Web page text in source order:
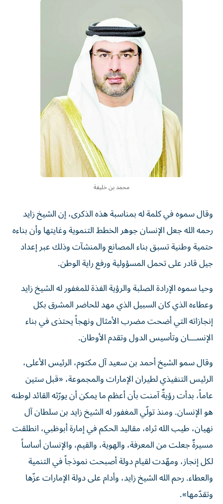
محمد بن خليفة
وقال سموه في كلمة له بمناسبة هذه الذكرى، إن الشيخ زايد
رحمه الله جعل الإنسان جوهر الخطط التنموية وغايتها وأن بناءه
حتمية وطنية تسبق بناء المصانع والمنشآت وذلك عبر إعداد
جيل قادر على تحمل المسؤولية ورفع راية الوطن.
وحيا سموه الإرادة الصلبة والرؤية الفذة للمغفور له الشيخ زايد
وعطاءه الذي كان السبيل الذي مهد للحاضر المشرق بكل
إنجازاته التي أضحت مضرب الأمثال ونهجاً يحتذى في بناء
الإنســـان وتأسيس الدول وتقدم الأوطان.
وقال سمو الشيخ أحمد بن سعيد آل مكتوم، الرئيس الأعلى،
الرئيس التنفيذي لطيران الإمارات والمجموعة، «قبل ستين
عاماً، بدأت رؤيةٌ آمنت بأن أعظم ما يمكن أن يورّثه القائد لوطنه
هو الإنسان. ومنذ تولّي المغفور له الشيخ زايد بن سلطان آل
نهيان، طيب الله ثراه، مقاليد الحكم في إمارة أبوظبي، انطلقت
مسيرةٌ جعلت من المعرفة، والهوية، والقيم، والإنسان أساساً
لكل إنجاز، ومهّدت لقيام دولة أصبحت نموذجاً في التنمية
والعطاء. رحم الله الشيخ زايد، وأدام على دولة الإمارات عزّها
وتقدّمها».